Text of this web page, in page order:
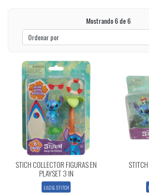
Mostrando 6 de 6
STICH COLLECTOR FIGURAS EN
PLAYSET 3 IN
LILO & STITCH